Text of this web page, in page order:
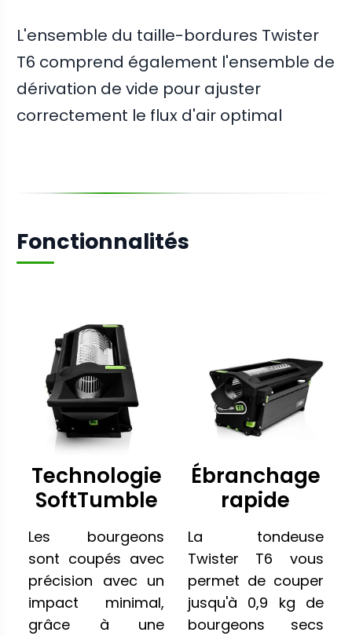
L'ensemble du taille-bordures Twister
T6 comprend également l'ensemble de
dérivation de vide pour ajuster
correctement le flux d'air optimal
Fonctionnalités
Technologie
SoftTumble
Les bourgeons
sont coupés avec
précision avec un
impact minimal,
grâce à une
Ébranchage
rapide
La tondeuse
Twister T6 vous
permet de couper
jusqu'à 0,9 kg de
bourgeons secs